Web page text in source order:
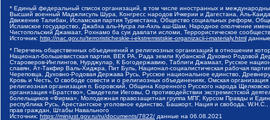
* Единый федеральный список организаций, в том числе иностранных и
Высший военный Маджлисуль Шура, Конгресс народов Ичкерии и Дагестана, Аль-
Движение Талибан, Исламская партия Туркестана, Общество социальных реформ,
Исламское государство, Джабха аль-Нусра ли-Ахль аш-Шам, Народное ополчение
Чистопольский Джамаат, Рохнамо ба суи давлати исломи, Террористическое
Источник: http://nac.gov.ru/terroristicheskie-i-ekstremistskie-organizacii-i-materialy.html
* Перечень общественных объединений и религиозных организаций в отношении
Национал-большевистская партия, ВЕК РА, Рада земли Кубанской Духовно Родовой
Староверов-Инглингов, Нурджулар, К Богодержавию, Таблиги Джамаат, Русское
славян, Ат-Такфир Валь-Хиджра, Пит Буль, Национал-социалистическая рабочая
Череповца, Духовно-Родовая Держава Русь, Русское национальное единство,
Кровь и Честь, О свободе совести и о религиозных объединениях, Омская
религиозная организация п. Боровский, Община Коренного Русского народа
организация «Братство», Свидетели Иеговы, О противодействии экстремистской
болельщиков «Фирма», Молодежная правозащитная группа МПГ, Курсом Правды и
республика Русь, Арестантское уголовное единство, Башкорт, Нация и свобода,
прав граждан, Штабы Навального
Источник: https://minjust.gov.ru/ru/documents/7822/ данные на 06.08.2021